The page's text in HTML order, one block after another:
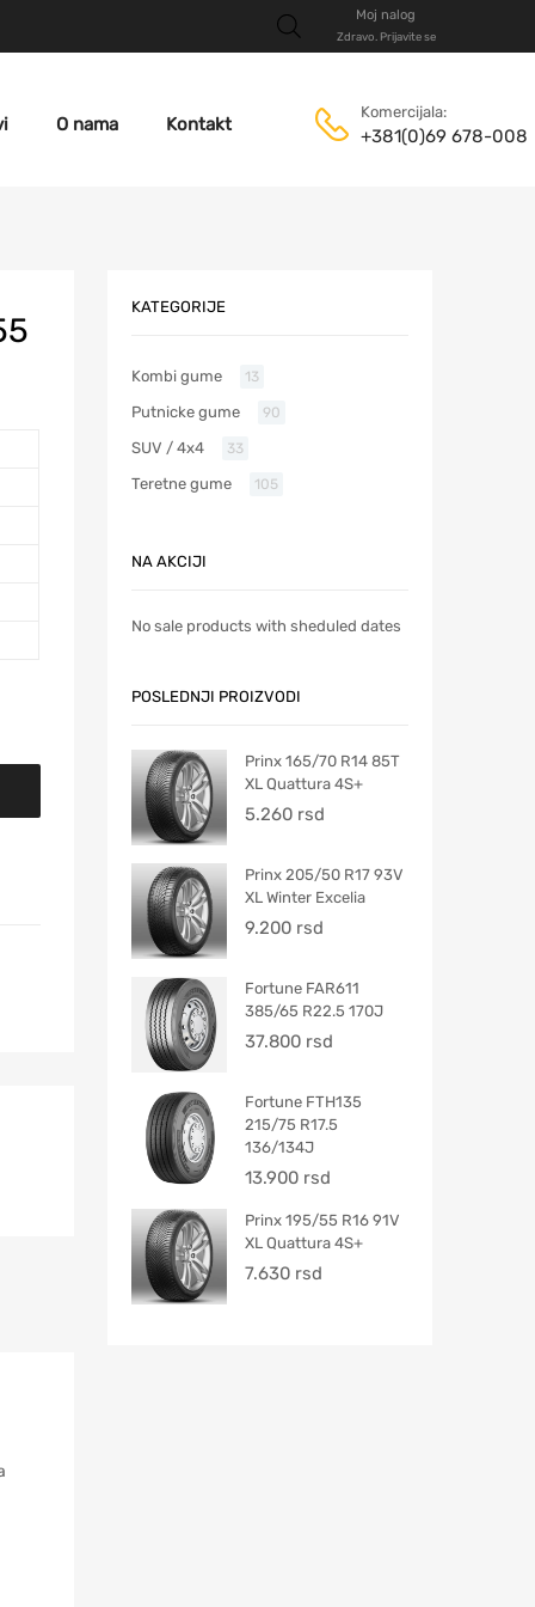
Moj nalog
Zdravo. Prijavite se
Komercijala:
+381(0)69 678-008
O nama Kontakt
KATEGORIJE
Kombi gume 13
Putnicke gume 90
SUV / 4x4 33
Teretne gume 105
NA AKCIJI
No sale products with sheduled dates
POSLEDNJI PROIZVODI
Prinx 165/70 R14 85T
XL Quattura 4S+
5.260 rsd
Prinx 205/50 R17 93V
XL Winter Excelia
9.200 rsd
Fortune FAR611
385/65 R22.5 170J
37.800 rsd
Fortune FTH135
215/75 R17.5
136/134J
13.900 rsd
Prinx 195/55 R16 91V
XL Quattura 4S+
7.630 rsd